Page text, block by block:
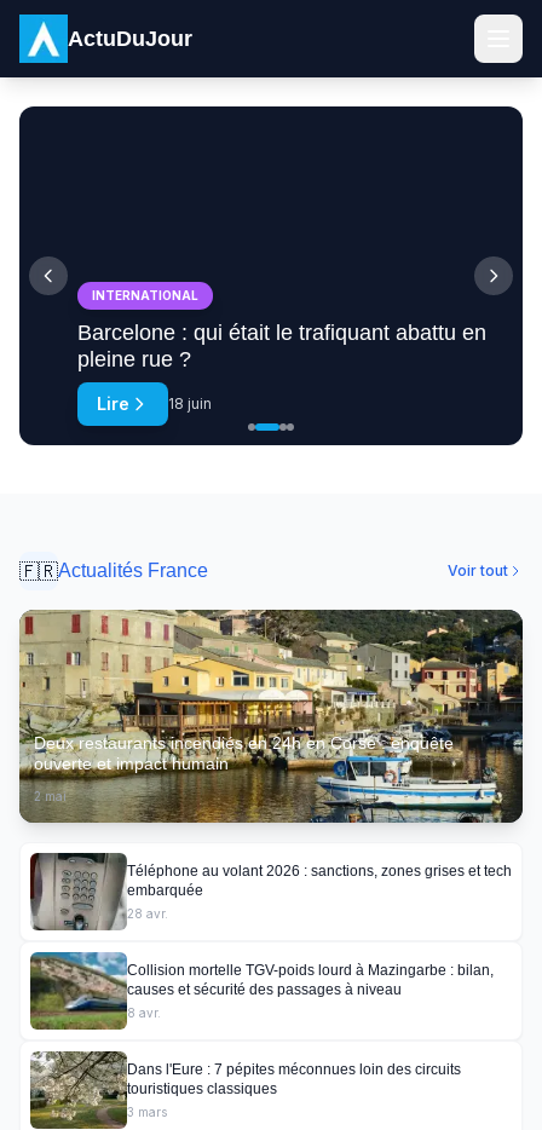
ActuDuJour
INTERNATIONAL
Barcelone : qui était le trafiquant abattu en
pleine rue ?
Lire 18 juin
🇫🇷Actualités France Voir tout
Deux restaurants incendiés en 24h en Corse : enquête
ouverte et impact humain
2 mai
Téléphone au volant 2026 : sanctions, zones grises et tech
embarquée
28 avr.
Collision mortelle TGV-poids lourd à Mazingarbe : bilan,
causes et sécurité des passages à niveau
8 avr.
Dans l'Eure : 7 pépites méconnues loin des circuits
touristiques classiques
3 mars